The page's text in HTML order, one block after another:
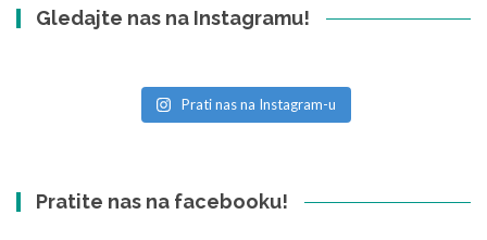
Gledajte nas na Instagramu!
Prati nas na Instagram-u
Pratite nas na facebooku!